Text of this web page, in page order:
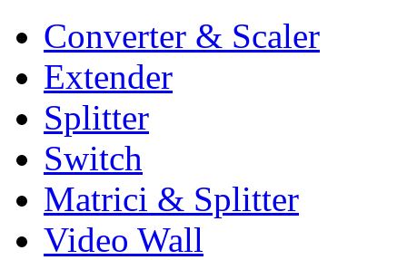
Converter & Scaler
Extender
Splitter
Switch
Matrici & Splitter
Video Wall